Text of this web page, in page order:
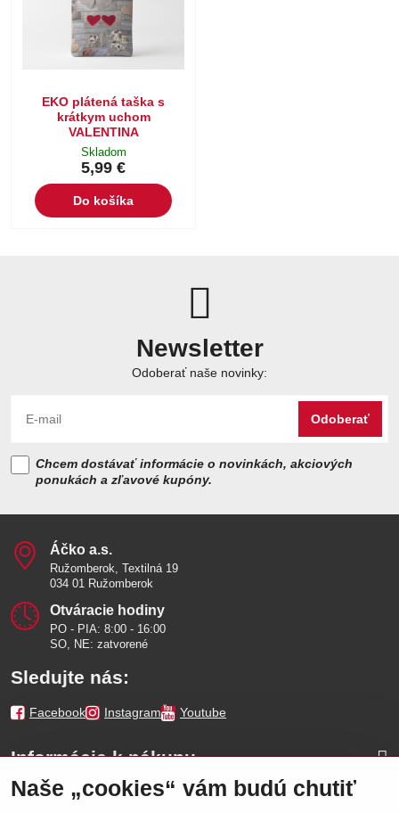
EKO plátená taška s
krátkym uchom
VALENTINA
Skladom
5,99 €
Do košíka
Newsletter
Odoberať naše novinky:
Odoberať
Chcem dostávať informácie o novinkách, akciových
ponukách a zľavové kupóny.
Áčko a​.s​.
Ružomberok, Textilná 19
034 01 Ružomberok
Otváracie hodiny
PO - PIA: 8:00 - 16:00
SO, NE: zatvorené
Sledujte nás:
Facebook Instagram Youtube
Informácie k nákupu
Naše značky
Naše „cookies“ vám budú chutiť